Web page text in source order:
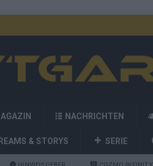
NACHRICHTEN
& STORYS SERIE